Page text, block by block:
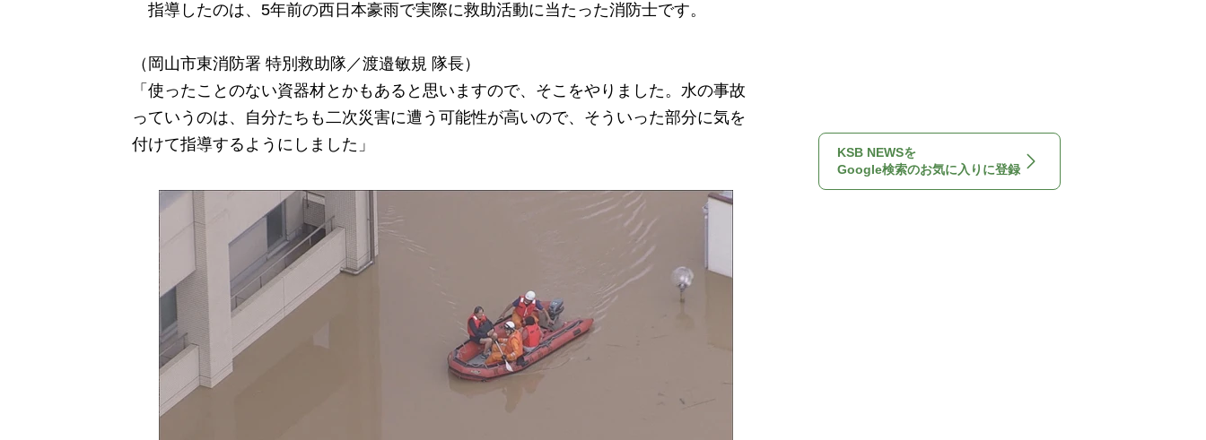
指導したのは、5年前の西日本豪雨で実際に救助活動に当たった消防士です。
（岡山市東消防署 特別救助隊／渡邉敏規 隊長）
「使ったことのない資器材とかもあると思いますので、そこをやりました。水の事故
っていうのは、自分たちも二次災害に遭う可能性が高いので、そういった部分に気を
付けて指導するようにしました」
KSB NEWSを
Google検索のお気に入りに登録